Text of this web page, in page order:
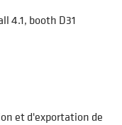
4.1, booth D31
et d'exportation de